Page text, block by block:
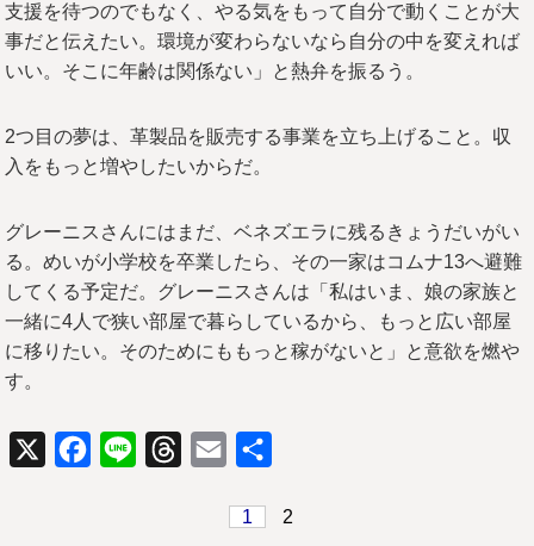
支援を待つのでもなく、やる気をもって自分で動くことが大
事だと伝えたい。環境が変わらないなら自分の中を変えれば
いい。そこに年齢は関係ない」と熱弁を振るう。
2つ目の夢は、革製品を販売する事業を立ち上げること。収
入をもっと増やしたいからだ。
グレーニスさんにはまだ、ベネズエラに残るきょうだいがい
る。めいが小学校を卒業したら、その一家はコムナ13へ避難
してくる予定だ。グレーニスさんは「私はいま、娘の家族と
一緒に4人で狭い部屋で暮らしているから、もっと広い部屋
に移りたい。そのためにももっと稼がないと」と意欲を燃や
す。
X Facebook
Line ThreadsEmail
1
2